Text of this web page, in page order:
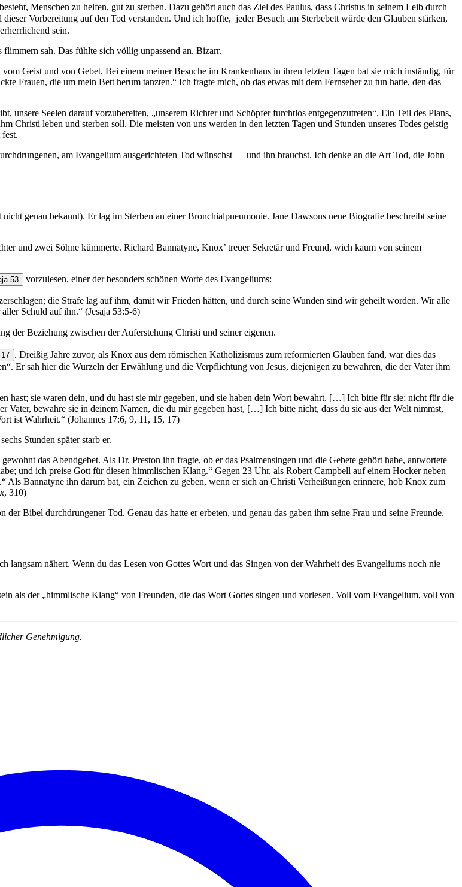
Menschen zu helfen, gut zu sterben. Dazu gehört auch das Ziel des Paulus, dass Christus in seinem Leib durch
dieser Vorbereitung auf den Tod verstanden. Und ich hoffte, jeder Besuch am Sterbebett würde den Glauben stärken,
sein.
sah. Das fühlte sich völlig unpassend an. Bizarr.
Geist und von Gebet. Bei einem meiner Besuche im Krankenhaus in ihren letzten Tagen bat sie mich inständig, für
Frauen, die um mein Bett herum tanzten.“ Ich fragte mich, ob das etwas mit dem Fernseher zu tun hatte, den das
unsere Seelen darauf vorzubereiten, „unserem Richter und Schöpfer furchtlos entgegenzutreten“. Ein Teil des Plans,
Christi leben und sterben soll. Die meisten von uns werden in den letzten Tagen und Stunden unseres Todes geistig
am Evangelium ausgerichteten Tod wünschst — und ihn brauchst. Ich denke an die Art Tod, die John
genau bekannt). Er lag im Sterben an einer Bronchialpneumonie. Jane Dawsons neue Biografie beschreibt seine
und zwei Söhne kümmerte. Richard Bannatyne, Knox’ treuer Sekretär und Freund, wich kaum von seinem
53 vorzulesen, einer der besonders schönen Worte des Evangeliums:
die Strafe lag auf ihm, damit wir Frieden hätten, und durch seine Wunden sind wir geheilt worden. Wir alle
Schuld auf ihn.“ (Jesaja‬ 53‬:5‬-6‬)‬‬‬‬‬
der Beziehung zwischen der Auferstehung Christi und seiner eigenen.
. Dreißig Jahre zuvor, als Knox aus dem römischen Katholizismus zum reformierten Glauben fand, war dies das
Er sah hier die Wurzeln der Erwählung und die Verpflichtung von Jesus, diejenigen zu bewahren, die der Vater ihm
hast; sie waren dein, und du hast sie mir gegeben, und sie haben dein Wort bewahrt. […] Ich bitte für sie; nicht für die
bewahre sie in deinem Namen, die du mir gegeben hast, […] Ich bitte nicht, dass du sie aus der Welt nimmst,
ist Wahrheit.“ (Johannes‬ 17‬:6‬, 9‬, 11‬, 15‬, 17‬)‬‬‬‬‬‬‬‬
Stunden später starb er.
das Abendgebet. Als Dr. Preston ihn fragte, ob er das Psalmensingen und die Gebete gehört habe, antwortete
und ich preise Gott für diesen himmlischen Klang.“ Gegen 23 Uhr, als Robert Campbell auf einem Hocker neben
Als Bannatyne ihn darum bat, ein Zeichen zu geben, wenn er sich an Christi Verheißungen erinnere, hob Knox zum
, 310)
Bibel durchdrungener Tod. Genau das hatte er erbeten, und genau das gaben ihm seine Frau und seine Freunde.
nähert. Wenn du das Lesen von Gottes Wort und das Singen von der Wahrheit des Evangeliums noch nie
als der „himmlische Klang“ von Freunden, die das Wort Gottes singen und vorlesen. Voll vom Evangelium, voll von
Genehmigung.